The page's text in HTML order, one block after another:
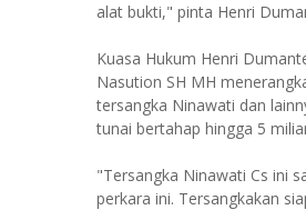
alat bukti," pinta Henri
Kuasa Hukum Henri
Nasution SH MH
tersangka Ninawati dan
tunai bertahap hingga 5
"Tersangka Ninawati Cs ini
perkara ini. Tersangkakan